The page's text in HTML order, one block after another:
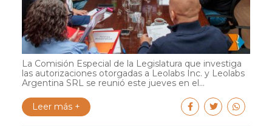
La Comisión Especial de la Legislatura que investiga
las autorizaciones otorgadas a Leolabs Inc. y Leolabs
Argentina SRL se reunió este jueves en el...
Leer más +